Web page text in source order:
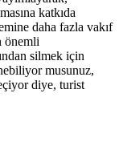
katkıda
daha fazla vakıf
önemli
silmek için
musunuz,
diye, turist